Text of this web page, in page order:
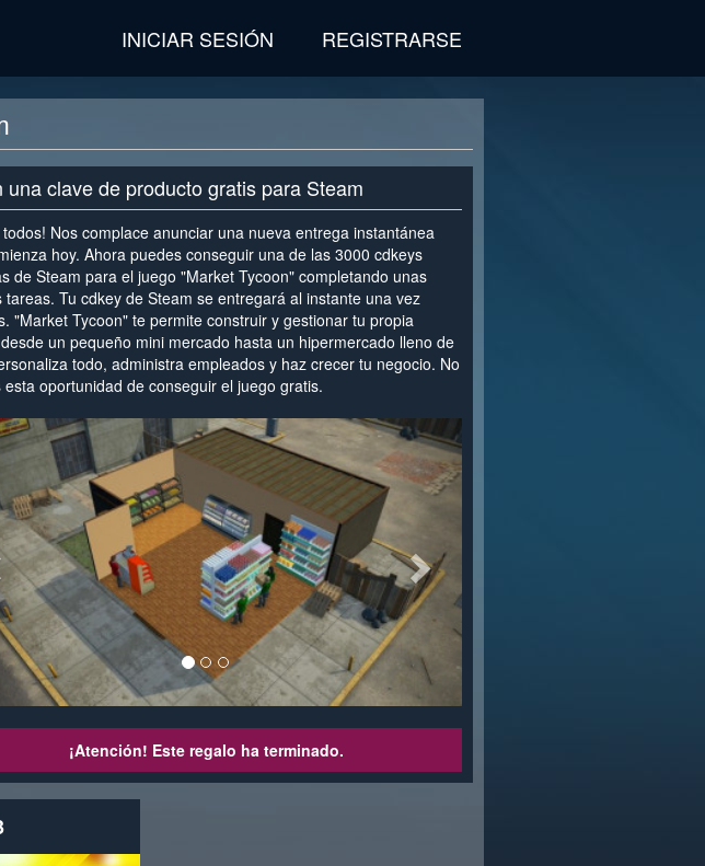
INICIAR SESIÓN REGISTRARSE
una clave de producto gratis para Steam
todos! Nos complace anunciar una nueva entrega instantánea
hoy. Ahora puedes conseguir una de las 3000 cdkeys
de Steam para el juego "Market Tycoon" completando unas
tareas. Tu cdkey de Steam se entregará al instante una vez
"Market Tycoon" te permite construir y gestionar tu propia
un pequeño mini mercado hasta un hipermercado lleno de
todo, administra empleados y haz crecer tu negocio. No
esta oportunidad de conseguir el juego gratis.
>
¡Atención! Este regalo ha terminado.